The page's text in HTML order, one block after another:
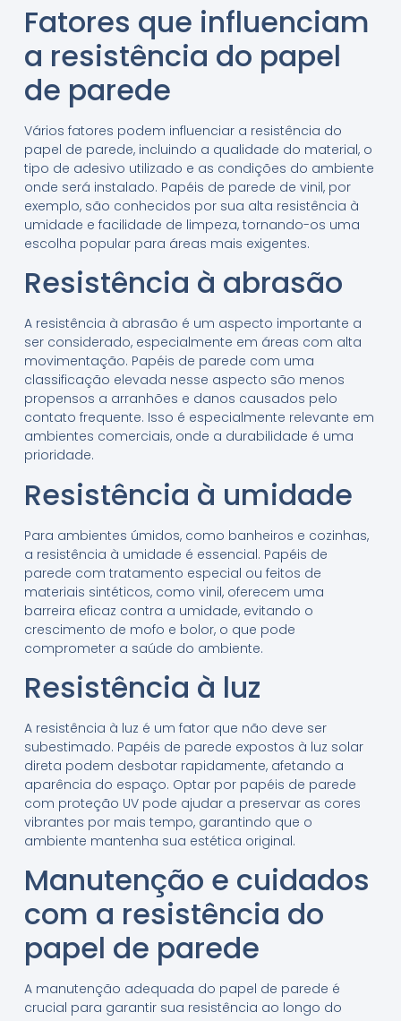
Fatores que influenciam
a resistência do papel
de parede
Vários fatores podem influenciar a resistência do
papel de parede, incluindo a qualidade do material, o
tipo de adesivo utilizado e as condições do ambiente
onde será instalado. Papéis de parede de vinil, por
exemplo, são conhecidos por sua alta resistência à
umidade e facilidade de limpeza, tornando-os uma
escolha popular para áreas mais exigentes.
Resistência à abrasão
A resistência à abrasão é um aspecto importante a
ser considerado, especialmente em áreas com alta
movimentação. Papéis de parede com uma
classificação elevada nesse aspecto são menos
propensos a arranhões e danos causados pelo
contato frequente. Isso é especialmente relevante em
ambientes comerciais, onde a durabilidade é uma
prioridade.
Resistência à umidade
Para ambientes úmidos, como banheiros e cozinhas,
a resistência à umidade é essencial. Papéis de
parede com tratamento especial ou feitos de
materiais sintéticos, como vinil, oferecem uma
barreira eficaz contra a umidade, evitando o
crescimento de mofo e bolor, o que pode
comprometer a saúde do ambiente.
Resistência à luz
A resistência à luz é um fator que não deve ser
subestimado. Papéis de parede expostos à luz solar
direta podem desbotar rapidamente, afetando a
aparência do espaço. Optar por papéis de parede
com proteção UV pode ajudar a preservar as cores
vibrantes por mais tempo, garantindo que o
ambiente mantenha sua estética original.
Manutenção e cuidados
com a resistência do
papel de parede
A manutenção adequada do papel de parede é
crucial para garantir sua resistência ao longo do